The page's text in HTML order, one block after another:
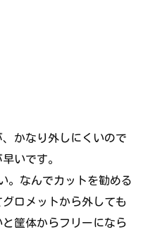
かなり外しにくいので
いです。
。なんでカットを勧める
ロメットから外しても
と筐体からフリーになら